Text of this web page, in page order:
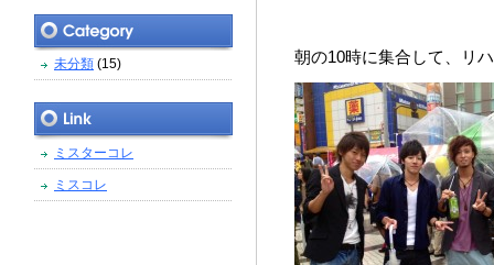
朝の10時に集合して、リ
未分類 (15)
ミスターコレ
ミスコレ